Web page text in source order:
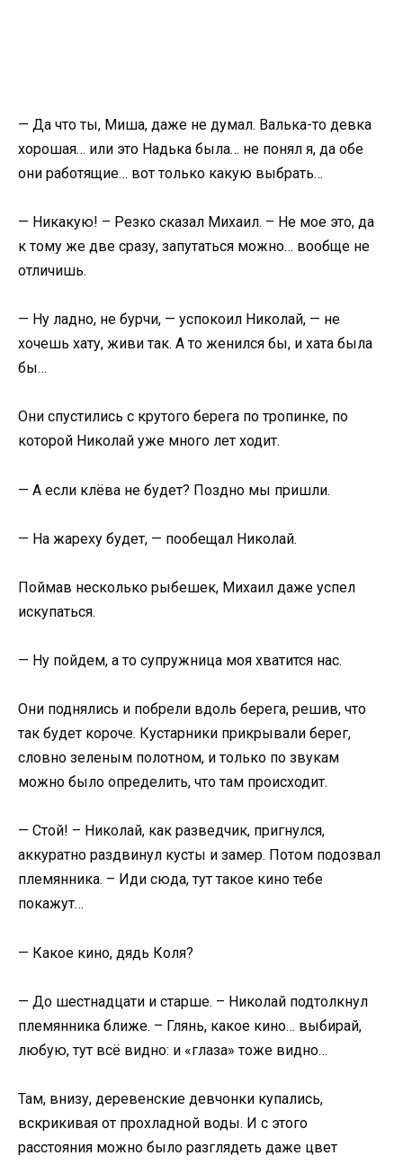
— Да что ты, Миша, даже не думал. Валька-то девка
хорошая… или это Надька была… не понял я, да обе
они работящие… вот только какую выбрать…
— Никакую! – Резко сказал Михаил. – Не мое это, да
к тому же две сразу, запутаться можно… вообще не
отличишь.
— Ну ладно, не бурчи, — успокоил Николай, — не
хочешь хату, живи так. А то женился бы, и хата была
бы…
Они спустились с крутого берега по тропинке, по
которой Николай уже много лет ходит.
— А если клёва не будет? Поздно мы пришли.
— На жареху будет, — пообещал Николай.
Поймав несколько рыбешек, Михаил даже успел
искупаться.
— Ну пойдем, а то супружница моя хватится нас.
Они поднялись и побрели вдоль берега, решив, что
так будет короче. Кустарники прикрывали берег,
словно зеленым полотном, и только по звукам
можно было определить, что там происходит.
— Стой! – Николай, как разведчик, пригнулся,
аккуратно раздвинул кусты и замер. Потом подозвал
племянника. – Иди сюда, тут такое кино тебе
покажут…
— Какое кино, дядь Коля?
— До шестнадцати и старше. – Николай подтолкнул
племянника ближе. – Глянь, какое кино… выбирай,
любую, тут всё видно: и «глаза» тоже видно…
Там, внизу, деревенские девчонки купались,
вскрикивая от прохладной воды. И с этого
расстояния можно было разглядеть даже цвет